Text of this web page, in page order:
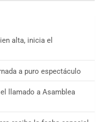
alta, inicia el
a puro espectáculo
llamado a Asamblea